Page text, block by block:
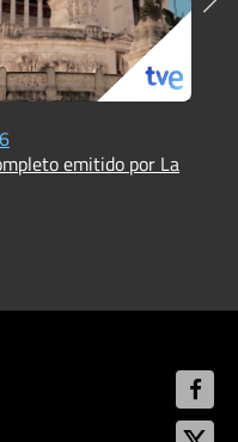
emitido por La